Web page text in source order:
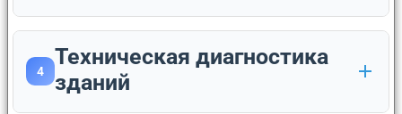
4
Техническая диагностика
зданий